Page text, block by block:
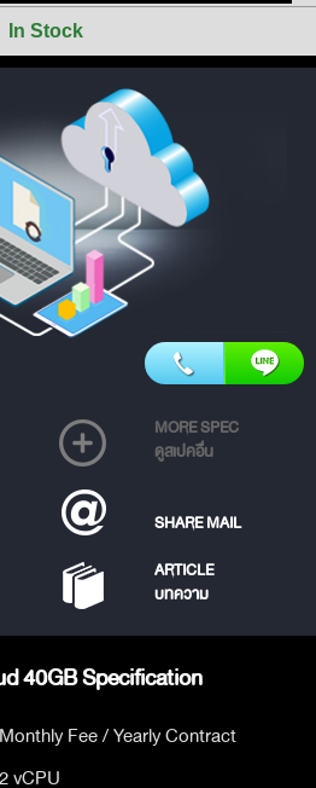
In Stock
MORE SPEC
ดูสเปคอื่น
SHARE MAIL
ARTICLE
บทความ
40GB Specification
Monthly Fee / Yearly Contract
2 vCPU